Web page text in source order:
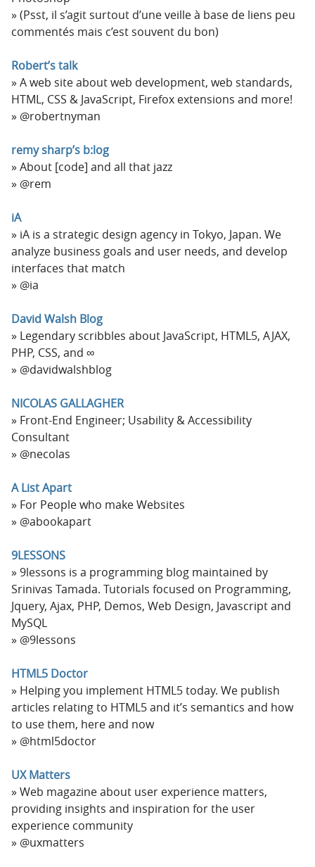
(Psst, il s’agit surtout d’une veille à base de liens peu
commentés mais c’est souvent du bon)
Robert’s talk
A web site about web development, web standards,
HTML, CSS & JavaScript, Firefox extensions and more!
@robertnyman
remy sharp’s b:log
About [code] and all that jazz
@rem
iA
iA is a strategic design agency in Tokyo, Japan. We
analyze business goals and user needs, and develop
interfaces that match
@ia
David Walsh Blog
Legendary scribbles about JavaScript, HTML5, AJAX,
PHP, CSS, and ∞
@davidwalshblog
NICOLAS GALLAGHER
Front-End Engineer; Usability & Accessibility
Consultant
@necolas
A List Apart
For People who make Websites
@abookapart
9LESSONS
9lessons is a programming blog maintained by
Srinivas Tamada. Tutorials focused on Programming,
Jquery, Ajax, PHP, Demos, Web Design, Javascript and
MySQL
@9lessons
HTML5 Doctor
Helping you implement HTML5 today. We publish
articles relating to HTML5 and it’s semantics and how
to use them, here and now
@html5doctor
UX Matters
Web magazine about user experience matters,
providing insights and inspiration for the user
experience community
@uxmatters